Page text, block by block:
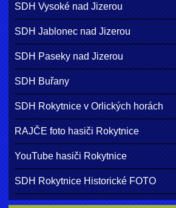
SDH Vysoké nad Jizerou
SDH Jablonec nad Jizerou
SDH Paseky nad Jizerou
SDH Buřany
SDH Rokytnice v Orlických horách
RAJČE foto hasiči Rokytnice
YouTube hasiči Rokytnice
SDH Rokytnice Historické FOTO